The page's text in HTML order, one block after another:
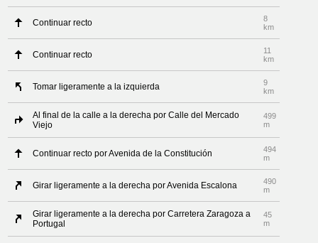
Continuar recto
8
km
Continuar recto
11
km
Tomar ligeramente a la izquierda
9
km
Al final de la calle a la derecha por Calle del Mercado
Viejo
499
m
Continuar recto por Avenida de la Constitución
494
m
Girar ligeramente a la derecha por Avenida Escalona
490
m
Girar ligeramente a la derecha por Carretera Zaragoza a
Portugal
45
m